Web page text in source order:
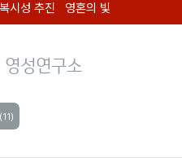
시성 추진 영혼의 빛
성연구소
(11)